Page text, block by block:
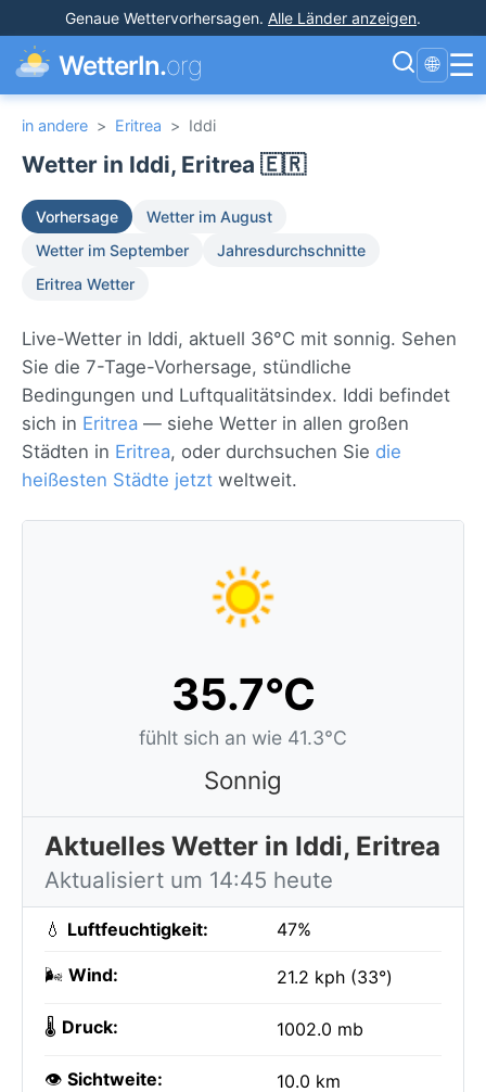
Genaue Wettervorhersagen. Alle Länder anzeigen.
WetterIn.org 🌐 ☰
in andere > Eritrea > Iddi
Wetter in Iddi, Eritrea 🇪🇷
Vorhersage
Wetter im August
Wetter im September
Jahresdurchschnitte
Eritrea Wetter
Live-Wetter in Iddi, aktuell 36°C mit sonnig. Sehen
Sie die 7-Tage-Vorhersage, stündliche
Bedingungen und Luftqualitätsindex. Iddi befindet
sich in Eritrea — siehe Wetter in allen großen
Städten in Eritrea, oder durchsuchen Sie die
heißesten Städte jetzt weltweit.
35.7°C
fühlt sich an wie 41.3°C
Sonnig
Aktuelles Wetter in Iddi, Eritrea
Aktualisiert um 14:45 heute
💧 Luftfeuchtigkeit: 47%
🌬️ Wind: 21.2 kph (33°)
🌡️ Druck: 1002.0 mb
👁️ Sichtweite: 10.0 km